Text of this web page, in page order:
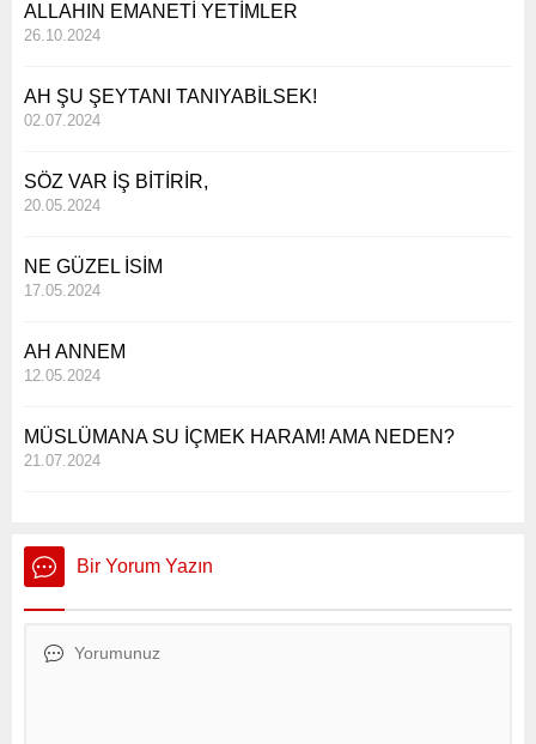
ALLAHIN EMANETİ YETİMLER
26.10.2024
AH ŞU ŞEYTANI TANIYABİLSEK!
02.07.2024
SÖZ VAR İŞ BİTİRİR,
20.05.2024
NE GÜZEL İSİM
17.05.2024
AH ANNEM
12.05.2024
MÜSLÜMANA SU İÇMEK HARAM! AMA NEDEN?
21.07.2024
Bir Yorum Yazın